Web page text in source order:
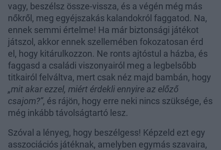
vagy, beszélsz össze-vissza, és a végén még más
nőkről, meg egyéjszakás kalandokról faggatod. Na,
ennek semmi értelme! Ha már biztonsági játékot
játszol, akkor ennek szellemében fokozatosan érd
el, hogy kitárulkozzon. Ne ronts ajtóstul a házba, és
faggasd a családi viszonyairól meg a legbelsőbb
titkairól felváltva, mert csak néz majd bambán, hogy
„mit akar ezzel, miért érdekli ennyire az előző
csajom?”, és rájön, hogy erre neki nincs szüksége, és
még inkább távolságtartó lesz.
Szóval a lényeg, hogy beszélgess! Képzeld ezt egy
asszociációs játéknak, amelyben egymás szavaira,